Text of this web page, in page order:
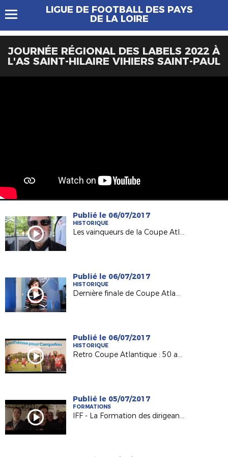
LIGUE DE FOOTBALL DES PAYS
DE LA LOIRE
JOURNÉE RÉGIONAL DES LABELS 2022 À
L'AS SAINT-HILAIRE VIHIERS SAINT-PAUL
Publié le 06/07/2017
HISTORIQUE
Les vainqueurs de la Coupe Atlantique Féminine à l'honneur à Machecoul
Publié le 06/07/2017
HISTORIQUE
Dernière finale de Coupe Atlantique Féminine :
Publié le 06/07/2017
HISTORIQUE
Retro Coupe Atlantique : 50 ans d'histoire !
Publié le 05/07/2017
FORMATIONS
IFF - La Formation des dirigeants